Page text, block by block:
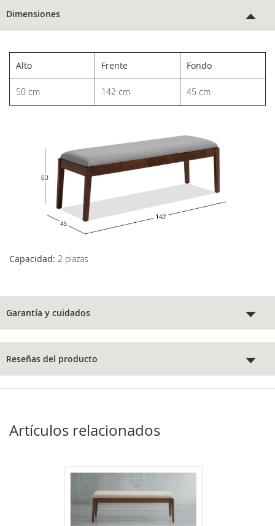
Dimensiones
Alto Frente Fondo
50 cm 142 cm 45 cm
Capacidad: 2 plazas
Garantía y cuidados
Reseñas del producto
Artículos relacionados